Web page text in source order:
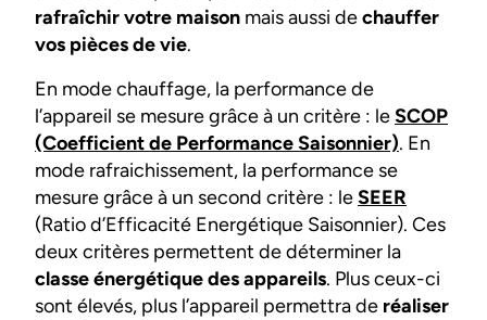
rafraîchir votre maison mais aussi dechauffer
vos pièces de vie.
En mode chauffage, la performance de
l’appareil se mesure grâce à un critère : leSCOP
(Coefficient de Performance Saisonnier). En
mode rafraichissement, la performance se
mesure grâce à un second critère : leSEER
(Ratio d’Efficacité Energétique Saisonnier). Ces
deux critères permettent de déterminer la
classe énergétique des appareils. Plus ceux-ci
sont élevés, plus l’appareil permettra de réaliser